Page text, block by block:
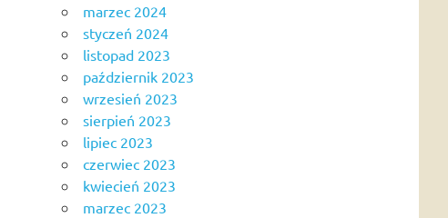
marzec 2024
styczeń 2024
listopad 2023
październik 2023
wrzesień 2023
sierpień 2023
lipiec 2023
czerwiec 2023
kwiecień 2023
marzec 2023